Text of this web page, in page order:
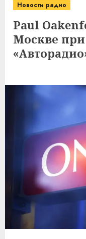
Новости радио
Paul
Москве